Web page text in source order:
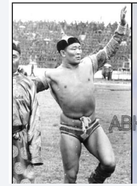
хүүдээ хөлбөмбөгийн дэлхийн